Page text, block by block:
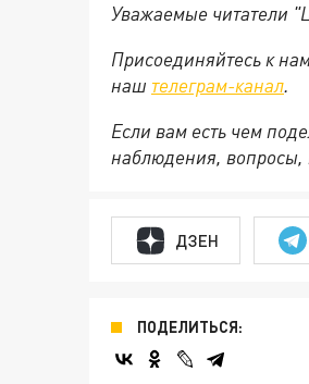
Уважаемые читатели
Присоединяйтесь к
наш телеграм-канал.
Если вам есть чем
наблюдения, вопросы,
ДЗЕН
ПОДЕЛИТЬСЯ: